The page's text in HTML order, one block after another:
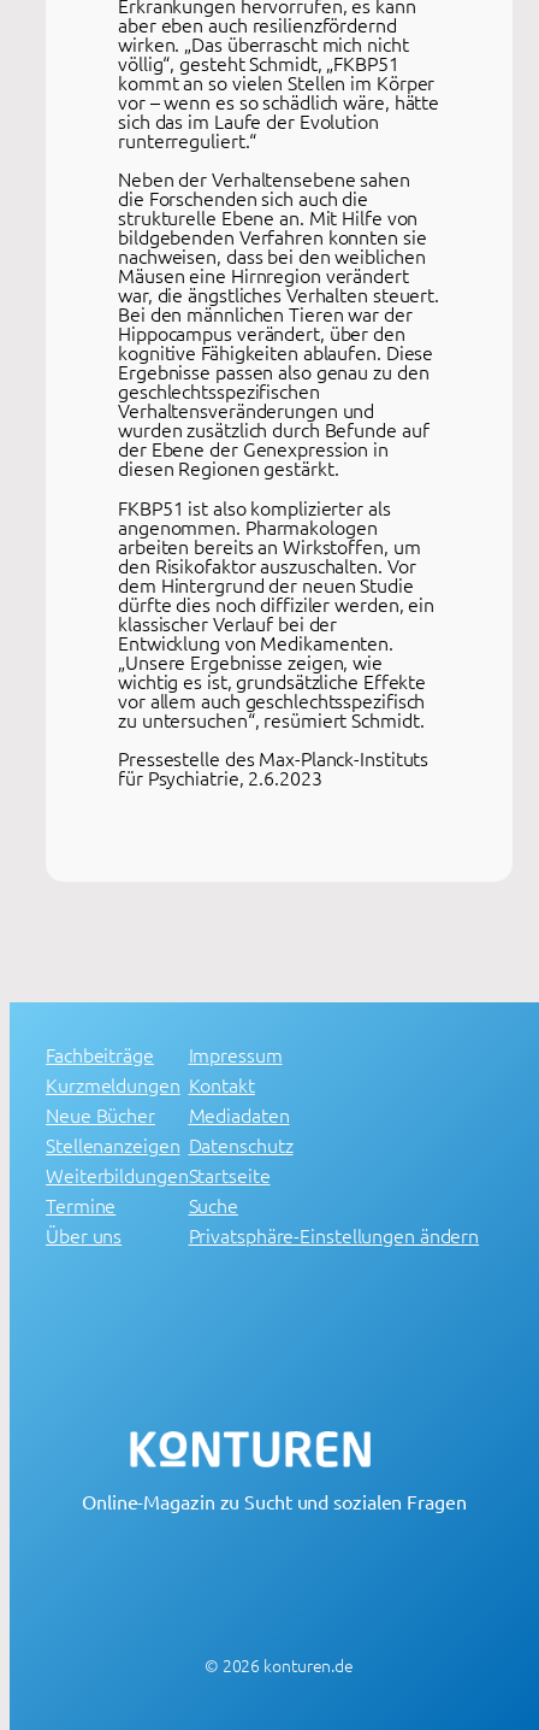
aber eben auch resilienzfördernd
wirken. „Das überrascht mich nicht
völlig“, gesteht Schmidt, „FKBP51
kommt an so vielen Stellen im Körper
vor – wenn es so schädlich wäre, hätte
sich das im Laufe der Evolution
runterreguliert.“
Neben der Verhaltensebene sahen
die Forschenden sich auch die
strukturelle Ebene an. Mit Hilfe von
bildgebenden Verfahren konnten sie
nachweisen, dass bei den weiblichen
Mäusen eine Hirnregion verändert
war, die ängstliches Verhalten steuert.
Bei den männlichen Tieren war der
Hippocampus verändert, über den
kognitive Fähigkeiten ablaufen. Diese
Ergebnisse passen also genau zu den
geschlechtsspezifischen
Verhaltensveränderungen und
wurden zusätzlich durch Befunde auf
der Ebene der Genexpression in
diesen Regionen gestärkt.
FKBP51 ist also komplizierter als
angenommen. Pharmakologen
arbeiten bereits an Wirkstoffen, um
den Risikofaktor auszuschalten. Vor
dem Hintergrund der neuen Studie
dürfte dies noch diffiziler werden, ein
klassischer Verlauf bei der
Entwicklung von Medikamenten.
„Unsere Ergebnisse zeigen, wie
wichtig es ist, grundsätzliche Effekte
vor allem auch geschlechtsspezifisch
zu untersuchen“, resümiert Schmidt.
Pressestelle des Max-Planck-Instituts
für Psychiatrie, 2.6.2023
Fachbeiträge
Kurzmeldungen
Neue Bücher
Stellenanzeigen
Weiterbildungen
Termine
Über uns
Impressum
Kontakt
Mediadaten
Datenschutz
Startseite
Suche
Privatsphäre-Einstellungen ändern
Online-Magazin zu Sucht und sozialen Fragen
© 2026 konturen.de